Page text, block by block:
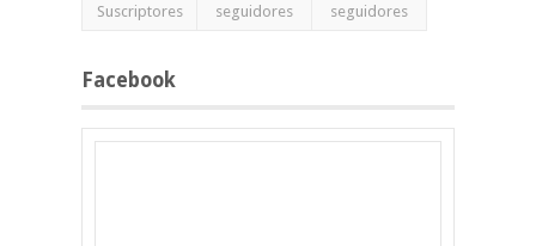
Suscriptores seguidores seguidores
Facebook